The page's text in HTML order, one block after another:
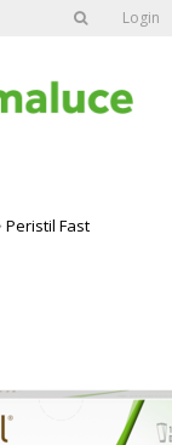
Login
Peristil Fast